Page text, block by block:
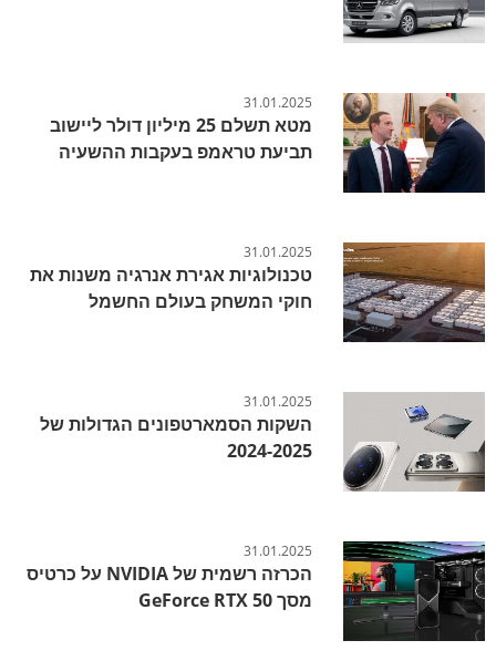
31.01.2025
מטא תשלם 25 מיליון דולר ליישוב
תביעת טראמפ בעקבות ההשעיה
31.01.2025
טכנולוגיות אגירת אנרגיה משנות את
חוקי המשחק בעולם החשמל
31.01.2025
השקות הסמארטפונים הגדולות של
2024-2025
31.01.2025
הכרזה רשמית של NVIDIA על כרטיס
מסך GeForce RTX 50